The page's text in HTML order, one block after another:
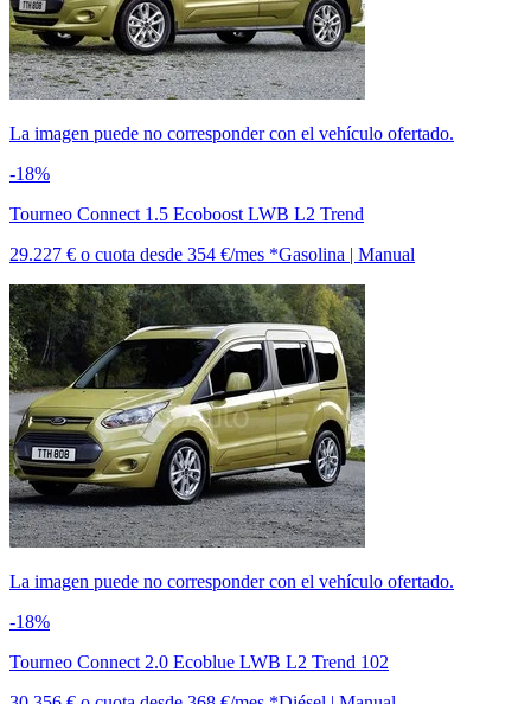
La imagen puede no corresponder con el vehículo ofertado.
-18%
Tourneo Connect 1.5 Ecoboost LWB L2 Trend
29.227 € o cuota desde 354 €/mes *Gasolina | Manual
La imagen puede no corresponder con el vehículo ofertado.
-18%
Tourneo Connect 2.0 Ecoblue LWB L2 Trend 102